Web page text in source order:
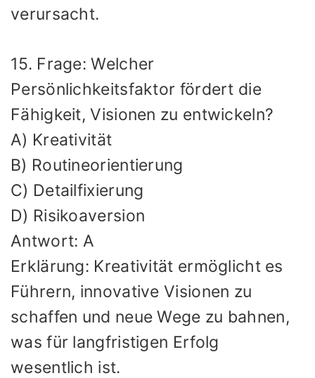
verursacht.
15. Frage: Welcher
Persönlichkeitsfaktor fördert die
Fähigkeit, Visionen zu entwickeln?
A) Kreativität
B) Routineorientierung
C) Detailfixierung
D) Risikoaversion
Antwort: A
Erklärung: Kreativität ermöglicht es
Führern, innovative Visionen zu
schaffen und neue Wege zu bahnen,
was für langfristigen Erfolg
wesentlich ist.